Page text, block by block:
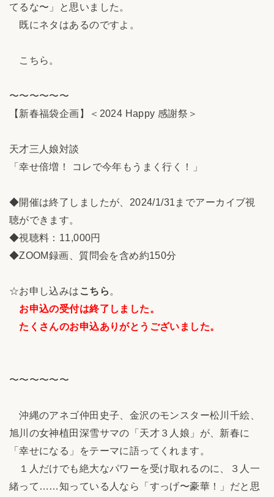
てるな〜」と思いました。
既にネタはあるのですよ。
こちら。
〜〜〜〜〜〜
【新春福袋企画】＜2024 Happy 感謝祭＞
天才三人娘対談
「幸せ倍増！ コレで今年もうまく行く！」
◆開催は終了しましたが、2024/1/31までアーカイブ視
聴ができます。
◆視聴料：11,000円
◆ZOOM録画、質問会を含め約150分
☆お申し込みは こちら 。
お申込の受付は終了しました。
たくさんのお申込ありがとうございました。
〜〜〜〜〜〜
沖縄のアネゴ仲田史子、金沢のモンスター松川千絵、
旭川の女神植田深雪サマの「天才３人娘」が、新春に
「幸せになる」をテーマに語ってくれます。
１人だけでも絶大なパワーを受け取れるのに、３人一
緒って……知っている人なら「すっげ〜豪華！」だと思